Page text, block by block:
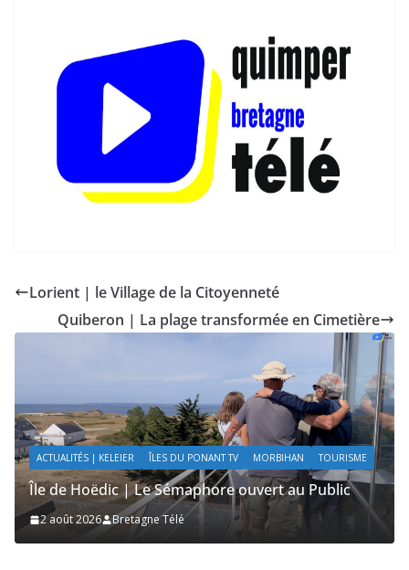
Lorient | le Village de la Citoyenneté
Quiberon | La plage transformée en Cimetière
ÎLES DU PONANT TV MORBIHAN SAILING / VOILE / NAUTISME
Île de Hoëdic | Sensations Fortes en Open Skiff
2 août 2026 Bretagne Télé